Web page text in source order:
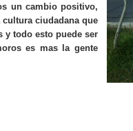
un cambio positivo,
ciudadana que
y todo esto puede ser
es mas la gente